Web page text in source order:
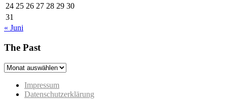
24 25 26 27 28 29 30
31
« Juni
The Past
The
Impressum
Datenschutzerklärung